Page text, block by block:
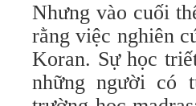
Nhưng vào cuối
rằng việc nghiên
Koran. Sự học
những người có